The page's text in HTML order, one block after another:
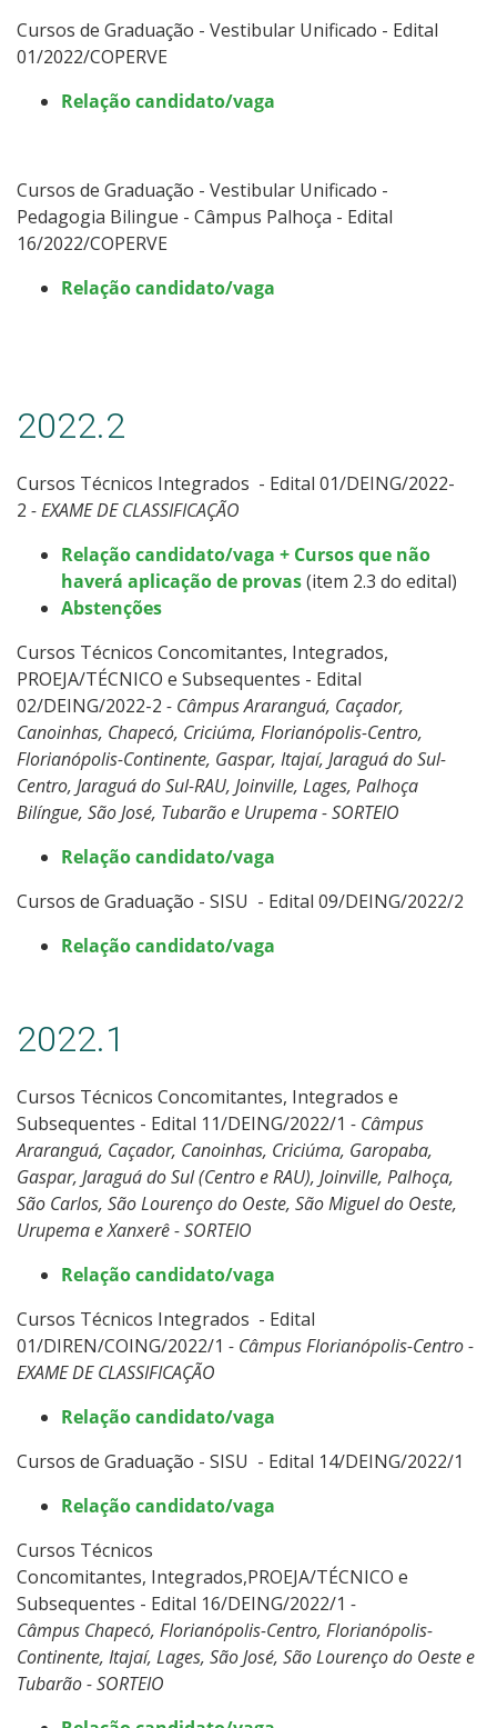
Cursos de Graduação - Vestibular Unificado - Edital
01/2022/COPERVE
Relação candidato/vaga
Cursos de Graduação - Vestibular Unificado -
Pedagogia Bilingue - Câmpus Palhoça - Edital
16/2022/COPERVE
Relação candidato/vaga
2022.2
Cursos Técnicos Integrados - Edital 01/DEING/2022-
2 - EXAME DE CLASSIFICAÇÃO
Relação candidato/vaga + Cursos que não
haverá aplicação de provas(item 2.3 do edital)
Abstenções
Cursos Técnicos Concomitantes, Integrados,
PROEJA/TÉCNICO e Subsequentes - Edital
02/DEING/2022-2 - Câmpus Araranguá, Caçador,
Canoinhas, Chapecó, Criciúma, Florianópolis-Centro,
Florianópolis-Continente, Gaspar, Itajaí, Jaraguá do Sul-
Centro, Jaraguá do Sul-RAU, Joinville, Lages, Palhoça
Bilíngue, São José, Tubarão e Urupema - SORTEIO
Relação candidato/vaga
Cursos de Graduação - SISU - Edital 09/DEING/2022/2
Relação candidato/vaga
2022.1
Cursos Técnicos Concomitantes, Integrados e
Subsequentes - Edital 11/DEING/2022/1 - Câmpus
Araranguá, Caçador, Canoinhas, Criciúma, Garopaba,
Gaspar, Jaraguá do Sul (Centro e RAU), Joinville, Palhoça,
São Carlos, São Lourenço do Oeste, São Miguel do Oeste,
Urupema e Xanxerê - SORTEIO
Relação candidato/vaga
Cursos Técnicos Integrados - Edital
01/DIREN/COING/2022/1 - Câmpus Florianópolis-Centro -
EXAME DE CLASSIFICAÇÃO
Relação candidato/vaga
Cursos de Graduação - SISU - Edital 14/DEING/2022/1
Relação candidato/vaga
Cursos Técnicos
Concomitantes, Integrados,PROEJA/TÉCNICO e
Subsequentes - Edital 16/DEING/2022/1 -
Câmpus Chapecó, Florianópolis-Centro, Florianópolis-
Continente, Itajaí, Lages, São José, São Lourenço do Oeste e
Tubarão - SORTEIO